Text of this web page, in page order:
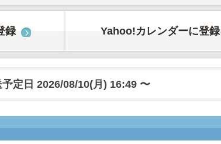
録 Yahoo!カレンダーに登録
予定日 2026/08/10(月) 16:49 〜